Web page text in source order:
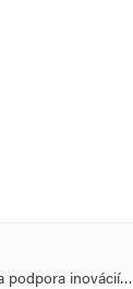
podpora inovácií…